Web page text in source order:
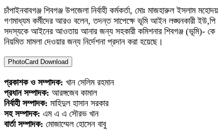
চাঁপাইনবাবগঞ্জ শিবগঞ্জ উপজেলা নির্বাহী কর্মকর্তা, মোঃ মাজহারুল ইসলাম মহোদয়
গণমাধ্যম কর্মীদের আরও বলেন, তদন্ত সাপেক্ষে ভূমি আইন লঙ্ঘনকারী ইউ,পি
সদস্যকে আইনের আওতায় আনার জন্য সহকারী কমিশনার শিবগঞ্জ (ভূমি)- কে
নিয়মিত মামলা দেওয়ার জন্য নির্দেশনা প্রদান করা হয়েছে।
PhotoCard Download
প্রকাশক ও সম্পাদক: খান সেলিম রহমান
প্রধান সম্পাদক: আরঙ্গজেব কামাল
নির্বাহী সম্পাদক: মাহিদুল হাসান সরকার
সহ সম্পাদক: এম এ এ সৌরভ খান
বার্তা সম্পাদক: মোজাম্মেল হোসেন বাবু